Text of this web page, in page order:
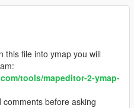
this file into ymap you will
tools/mapeditor-2-ymap-
before asking